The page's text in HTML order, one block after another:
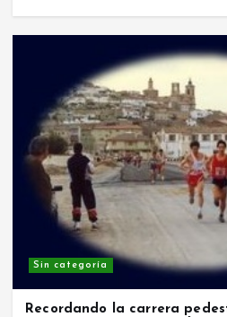
Sin categoría
Recordando la carrera